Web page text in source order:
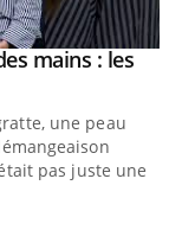
mains : les
une peau
pas juste une